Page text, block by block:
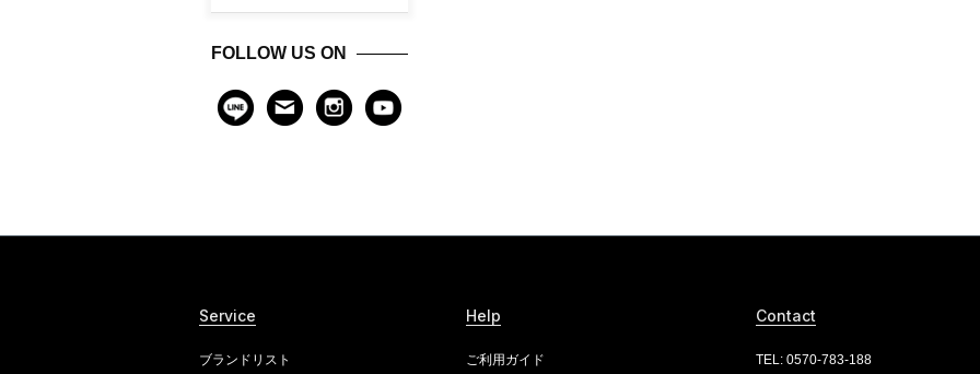
FOLLOW US ON
Service
ブランドリスト
Help
ご利用ガイド
Contact
TEL: 0570-783-188